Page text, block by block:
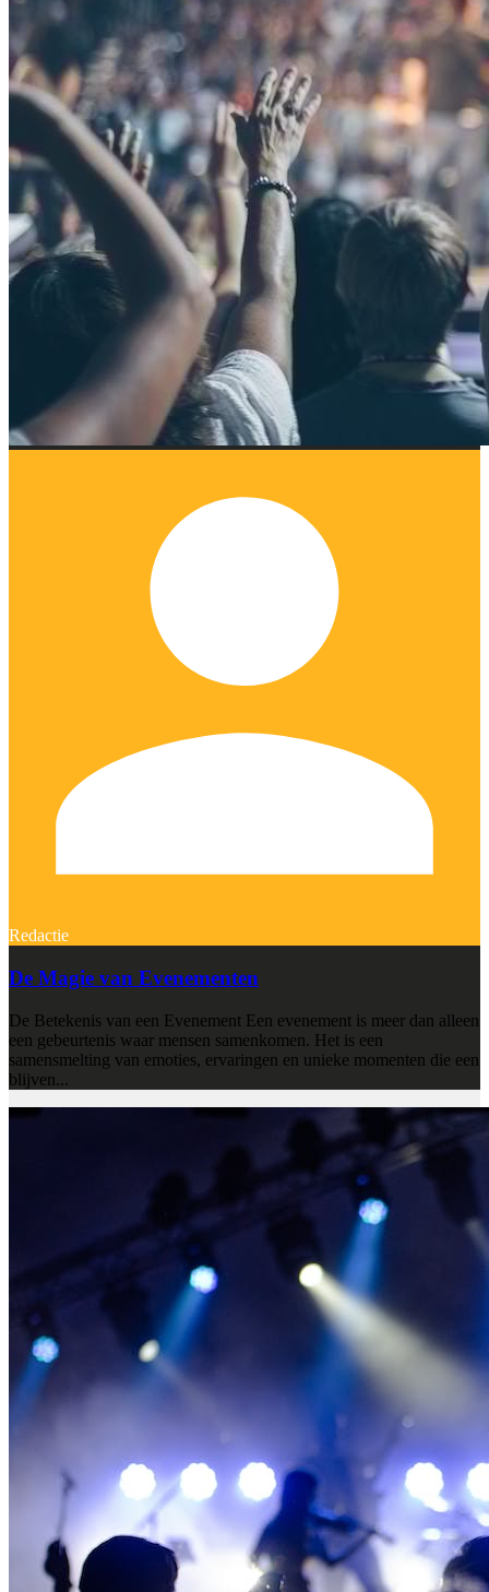
Redactie
De Magie van Evenementen
De Betekenis van een Evenement Een evenement is meer dan alleen
een gebeurtenis waar mensen samenkomen. Het is een
samensmelting van emoties, ervaringen en unieke momenten die een
blijven...